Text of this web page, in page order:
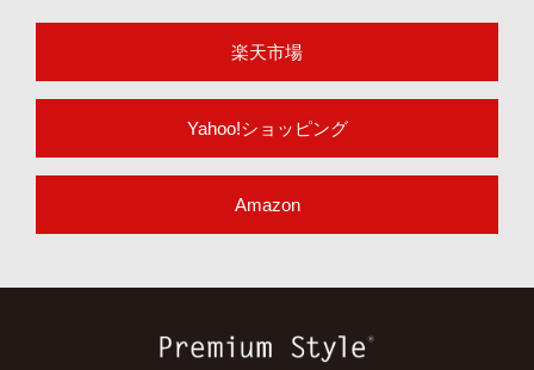
楽天市場
Yahoo!ショッピング
Amazon